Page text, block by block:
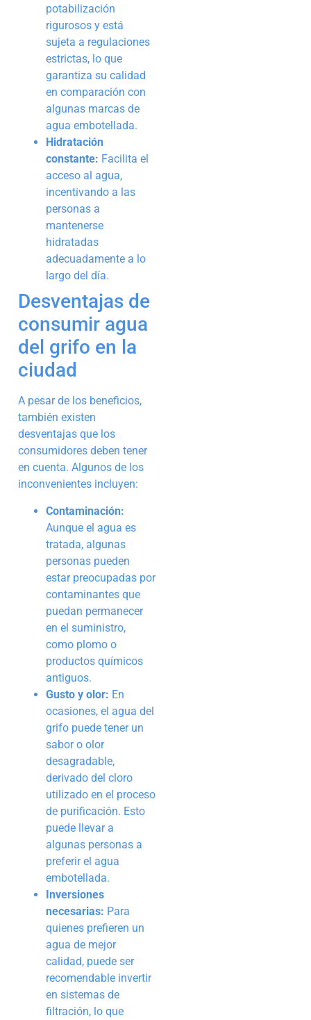
potabilización
rigurosos y está
sujeta a regulaciones
estrictas, lo que
garantiza su calidad
en comparación con
algunas marcas de
agua embotellada.
Hidratación
constante: Facilita el
acceso al agua,
incentivando a las
personas a
mantenerse
hidratadas
adecuadamente a lo
largo del día.
Desventajas de
consumir agua
del grifo en la
ciudad
A pesar de los beneficios,
también existen
desventajas que los
consumidores deben tener
en cuenta. Algunos de los
inconvenientes incluyen:
Contaminación:
Aunque el agua es
tratada, algunas
personas pueden
estar preocupadas por
contaminantes que
puedan permanecer
en el suministro,
como plomo o
productos químicos
antiguos.
Gusto y olor: En
ocasiones, el agua del
grifo puede tener un
sabor o olor
desagradable,
derivado del cloro
utilizado en el proceso
de purificación. Esto
puede llevar a
algunas personas a
preferir el agua
embotellada.
Inversiones
necesarias: Para
quienes prefieren un
agua de mejor
calidad, puede ser
recomendable invertir
en sistemas de
filtración, lo que